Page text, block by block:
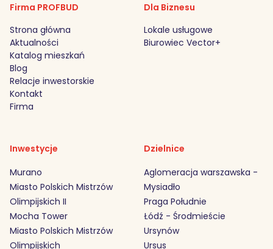
Firma PROFBUD
Strona główna
Aktualności
Katalog mieszkań
Blog
Relacje inwestorskie
Kontakt
Firma
Dla Biznesu
Lokale usługowe
Biurowiec Vector+
Inwestycje
Murano
Miasto Polskich Mistrzów
Olimpijskich II
Mocha Tower
Miasto Polskich Mistrzów
Olimpijskich
Dzielnice
Aglomeracja warszawska -
Mysiadło
Praga Południe
Łódź - Środmieście
Ursynów
Ursus